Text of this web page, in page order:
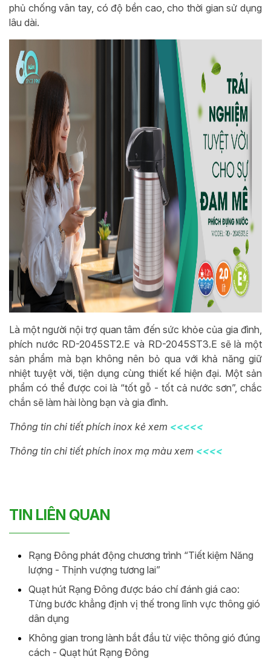
phủ chống vân tay, có độ bền cao, cho thời gian sử dụng
lâu dài.
Là một người nội trợ quan tâm đến sức khỏe của gia đình,
phích nước RD-2045ST2.E và RD-2045ST3.E sẽ là một
sản phẩm mà bạn không nên bỏ qua với khả năng giữ
nhiệt tuyệt vời, tiện dụng cùng thiết kế hiện đại. Một sản
phẩm có thể được coi là “tốt gỗ - tốt cả nước sơn”, chắc
chắn sẽ làm hài lòng bạn và gia đình.
Thông tin chi tiết phích inox kẻ xem <<<<<
Thông tin chi tiết phích inox mạ màu xem <<<<
TIN LIÊN QUAN
Rạng Đông phát động chương trình “Tiết kiệm Năng
lượng - Thịnh vượng tương lai”
Quạt hút Rạng Đông được báo chí đánh giá cao:
Từng bước khẳng định vị thế trong lĩnh vực thông gió
dân dụng
Không gian trong lành bắt đầu từ việc thông gió đúng
cách - Quạt hút Rạng Đông